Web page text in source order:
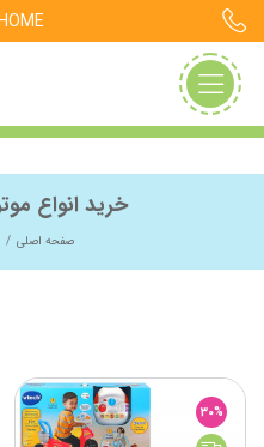
خرید انواع
صفحه اصلی
30%